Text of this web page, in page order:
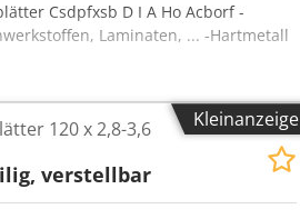
Csdpfxsb D I A Ho Acborf -
Laminaten, ... -Hartmetall
Kleinanzeige
120 x 2,8-3,6
verstellbar